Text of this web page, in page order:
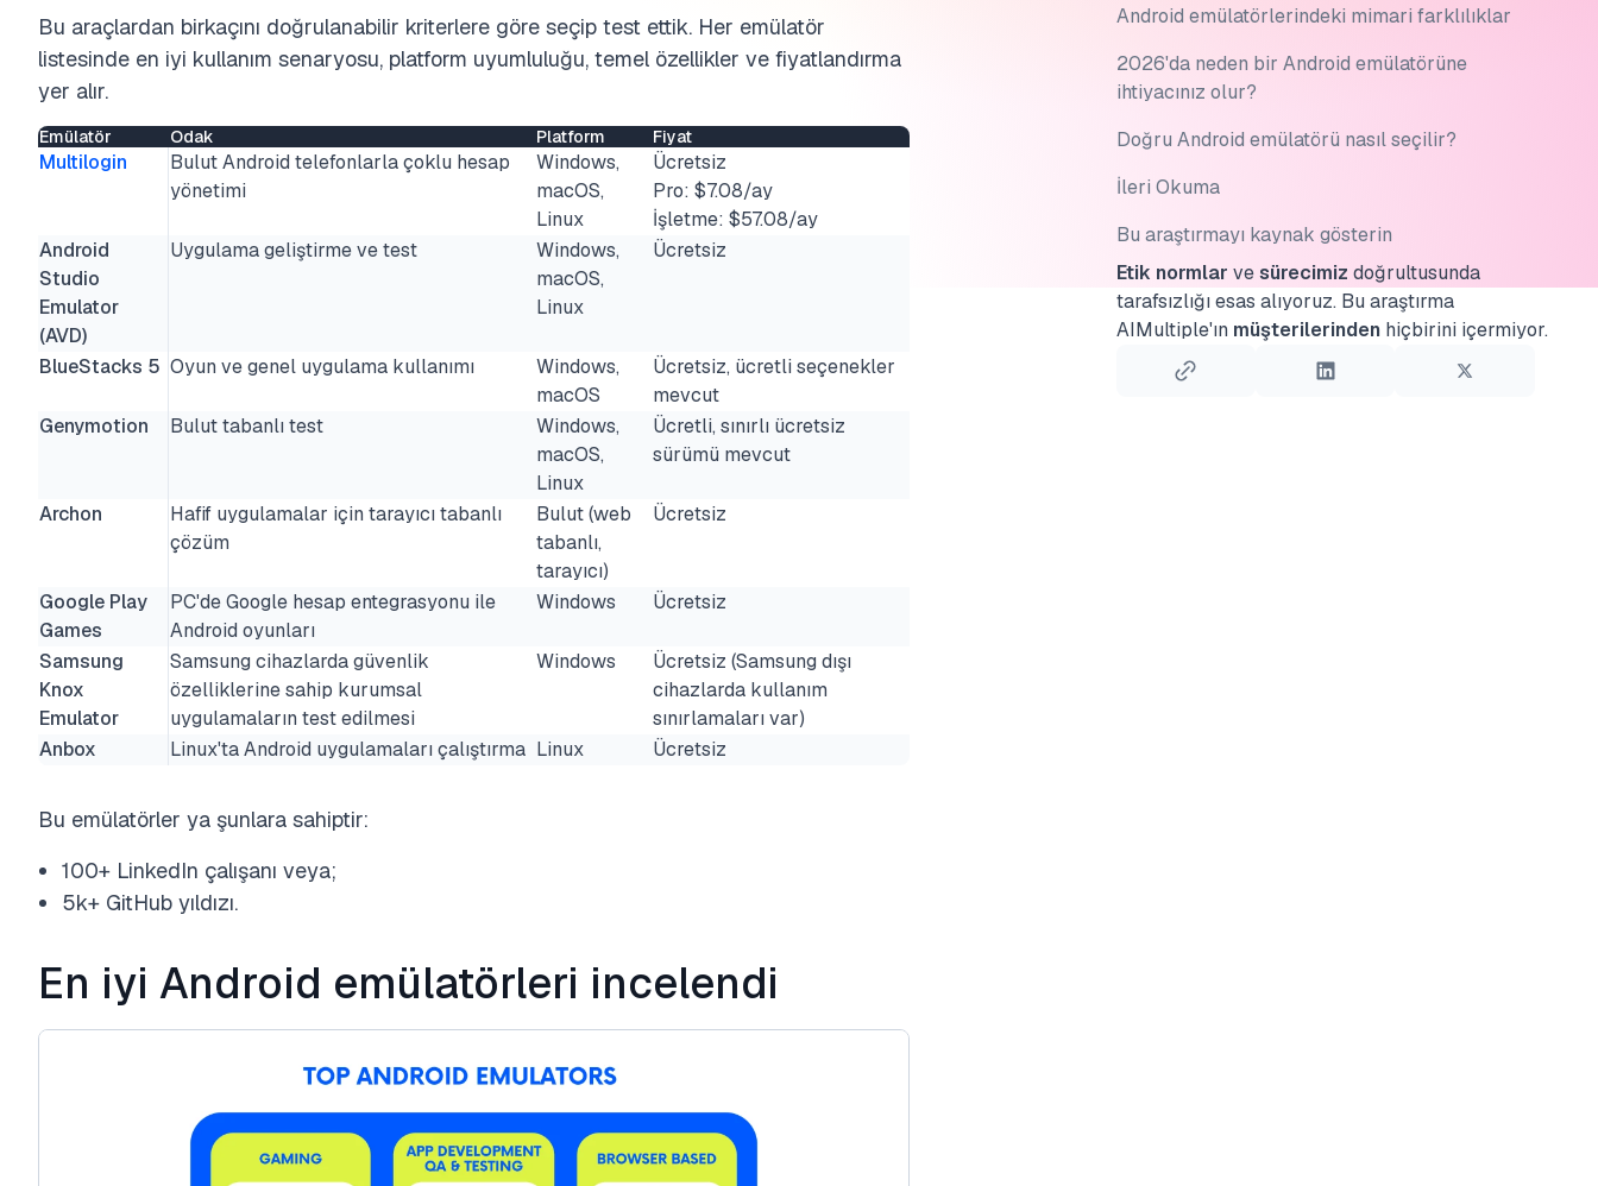
Bu araçlardan birkaçını doğrulanabilir kriterlere göre seçip test ettik. Her emülatör
listesinde en iyi kullanım senaryosu, platform uyumluluğu, temel özellikler ve fiyatlandırma
yer alır.
Emülatör Odak Platform Fiyat
Multilogin
Bulut Android telefonlarla çoklu hesap
yönetimi
Windows,
macOS,
Linux
Ücretsiz
Pro: $7.08/ay
İşletme: $57.08/ay
Android
Studio
Emulator
(AVD)
Uygulama geliştirme ve test
Windows,
macOS,
Linux
Ücretsiz
BlueStacks 5 Oyun ve genel uygulama kullanımı
Windows,
macOS
Ücretsiz, ücretli seçenekler
mevcut
Genymotion
Bulut tabanlı test
Windows,
macOS,
Linux
Ücretli, sınırlı ücretsiz
sürümü mevcut
Archon
Hafif uygulamalar için tarayıcı tabanlı
çözüm
Bulut (web
tabanlı,
tarayıcı)
Ücretsiz
Google Play
Games
PC'de Google hesap entegrasyonu ile
Android oyunları
Windows Ücretsiz
Samsung
Knox
Emulator
Samsung cihazlarda güvenlik
özelliklerine sahip kurumsal
uygulamaların test edilmesi
Windows
Ücretsiz (Samsung dışı
cihazlarda kullanım
sınırlamaları var)
Anbox
Linux'ta Android uygulamaları çalıştırma Linux Ücretsiz
Bu emülatörler ya şunlara sahiptir:
100+ LinkedIn çalışanı veya;
5k+ GitHub yıldızı.
En iyi Android emülatörleri incelendi
Android emülatörlerindeki mimari farklılıklar
2026'da neden bir Android emülatörüne
ihtiyacınız olur?
Doğru Android emülatörü nasıl seçilir?
İleri Okuma
Bu araştırmayı kaynak gösterin
Etik normlar vesürecimiz doğrultusunda
tarafsızlığı esas alıyoruz. Bu araştırma
AIMultiple'ın müşterilerindenhiçbirini içermiyor.